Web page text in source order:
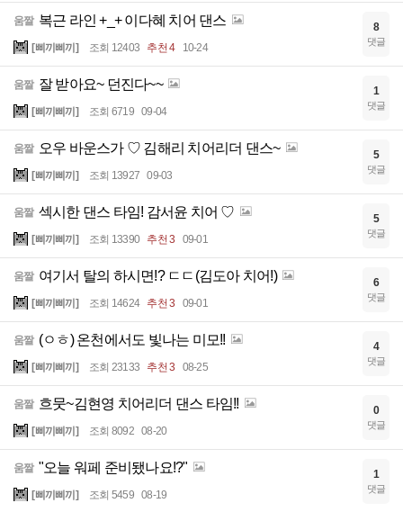
움짤 복근 라인 +_+ 이다혜 치어 댄스
[삐끼삐끼] 조회 12403 추천 4 10-24
8
댓글
움짤 잘 받아요~ 던진다~~
[삐끼삐끼] 조회 6719 09-04
1
댓글
움짤 오우 바운스가 ♡ 김해리 치어리더 댄스~
[삐끼삐끼] 조회 13927 09-03
5
댓글
움짤 섹시한 댄스 타임! 감서윤 치어 ♡
[삐끼삐끼] 조회 13390 추천 3 09-01
5
댓글
움짤 여기서 탈의 하시면!? ㄷㄷ(김도아 치어!)
[삐끼삐끼] 조회 14624 추천 3 09-01
6
댓글
움짤 (ㅇㅎ) 온천에서도 빛나는 미모!!
[삐끼삐끼] 조회 23133 추천 3 08-25
4
댓글
움짤 흐뭇~김현영 치어리더 댄스 타임!!
[삐끼삐끼] 조회 8092 08-20
0
댓글
움짤 "오늘 워페 준비됐나요!?"
[삐끼삐끼] 조회 5459 08-19
1
댓글